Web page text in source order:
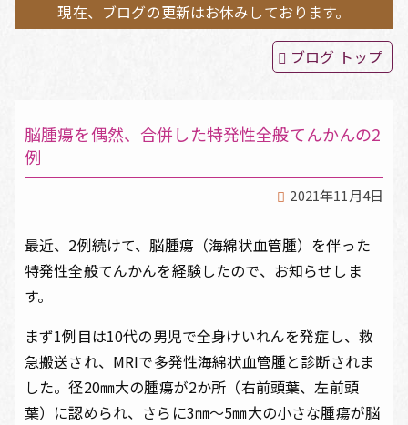
院長紹介
頭痛・めまい・睡眠障害
よくある質問
院長ブログ
アクセス
現在、ブログの更新はお休みしております。
ブログ トップ
脳腫瘍を偶然、合併した特発性全般てんかんの2
例
2021年11月4日
最近、2例続けて、脳腫瘍（海綿状血管腫）を伴った
特発性全般てんかんを経験したので、お知らせしま
す。
まず1例目は10代の男児で全身けいれんを発症し、救
急搬送され、MRIで多発性海綿状血管腫と診断されま
した。径20㎜大の腫瘍が2か所（右前頭葉、左前頭
葉）に認められ、さらに3㎜～5㎜大の小さな腫瘍が脳